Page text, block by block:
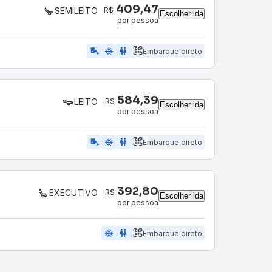
SEMILEITO R$ 409,47
por pessoa
Escolher ida
airline_seat_legroom_extra ac_unit WC Embarque direto
LEITO R$ 584,39
por pessoa
Escolher ida
airline_seat_legroom_extra ac_unit wc Embarque direto
EXECUTIVO R$ 392,80
por pessoa
Escolher ida
ac_unit wc Embarque direto